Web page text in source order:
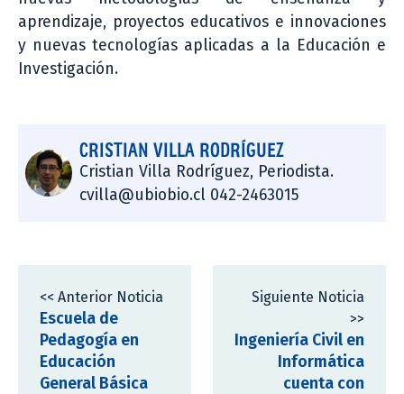
aprendizaje, proyectos educativos e innovaciones
y nuevas tecnologías aplicadas a la Educación e
Investigación.
CRISTIAN VILLA RODRÍGUEZ
Cristian Villa Rodríguez, Periodista.
cvilla@ubiobio.cl 042-2463015
<< Anterior Noticia
Escuela de
Pedagogía en
Educación
General Básica
Siguiente Noticia
>>
Ingeniería Civil en
Informática
cuenta con